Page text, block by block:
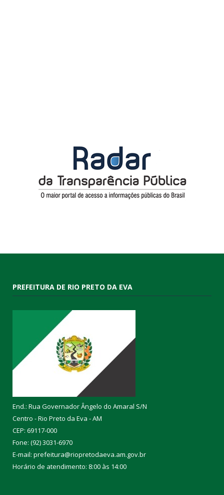
PREFEITURA DE RIO PRETO DA EVA
End.: Rua Governador Ângelo do Amaral S/N
Centro - Rio Preto da Eva - AM
CEP: 69117-000
Fone: (92) 3031-6970
E-mail: prefeitura@riopretodaeva.am.gov.br
Horário de atendimento: 8:00 às 14:00